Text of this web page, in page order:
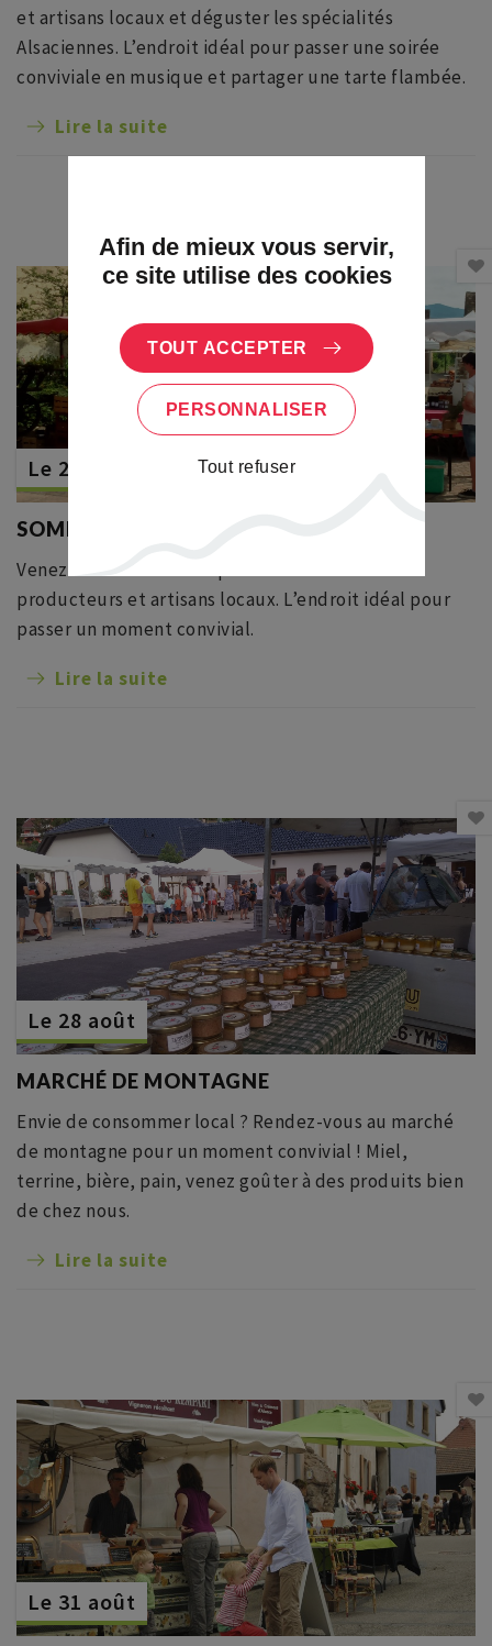
et artisans locaux et déguster les spécialités
Alsaciennes. L’endroit idéal pour passer une soirée
conviviale en musique et partager une tarte flambée.
Lire la suite
Le 26 août
SOMMERMARIK : MARCHÉ DU TERROIR
Venez flâner au marché pour rencontrer nos
producteurs et artisans locaux. L’endroit idéal pour
passer un moment convivial.
Lire la suite
Le 28 août
MARCHÉ DE MONTAGNE
Envie de consommer local ? Rendez-vous au marché
de montagne pour un moment convivial ! Miel,
terrine, bière, pain, venez goûter à des produits bien
de chez nous.
Lire la suite
Le 31 août
Afin de mieux vous servir,
ce site utilise des cookies
TOUT ACCEPTER
PERSONNALISER
Tout refuser